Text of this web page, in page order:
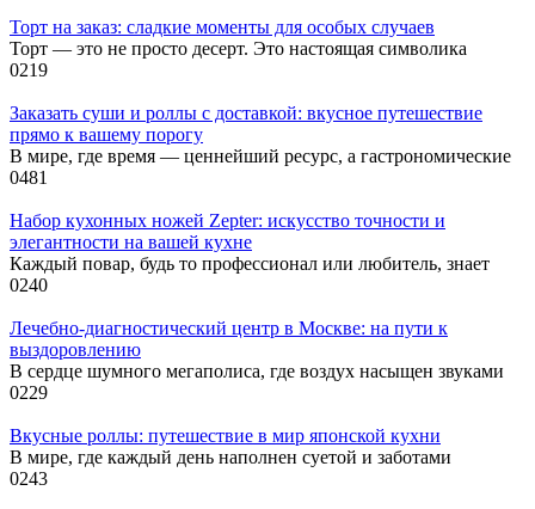
Торт на заказ: сладкие моменты для особых случаев
Торт — это не просто десерт. Это настоящая символика
0219
Заказать суши и роллы с доставкой: вкусное путешествие
прямо к вашему порогу
В мире, где время — ценнейший ресурс, а гастрономические
0481
Набор кухонных ножей Zepter: искусство точности и
элегантности на вашей кухне
Каждый повар, будь то профессионал или любитель, знает
0240
Лечебно-диагностический центр в Москве: на пути к
выздоровлению
В сердце шумного мегаполиса, где воздух насыщен звуками
0229
Вкусные роллы: путешествие в мир японской кухни
В мире, где каждый день наполнен суетой и заботами
0243